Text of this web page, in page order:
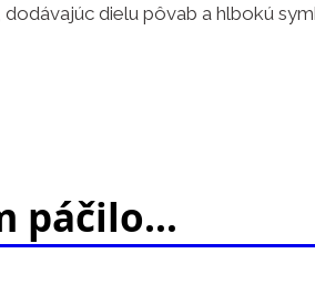
dielu pôvab a hlbokú
páčilo…